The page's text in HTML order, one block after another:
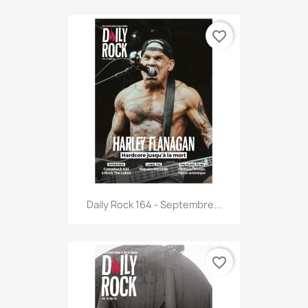
Daily Rock 164 - Septembre...
favorite_border
favorite_border